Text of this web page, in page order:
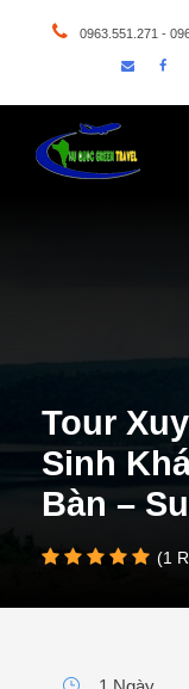
0963.551.271 -
Tour
Sinh
Bàn –
(1